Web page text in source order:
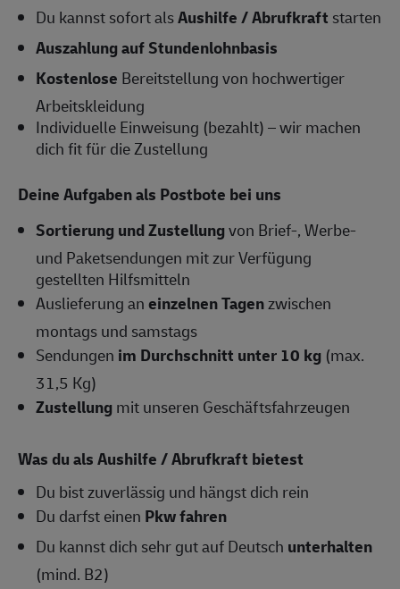
Du kannst sofort alsAushilfe / Abrufkraft starten
Auszahlung auf Stundenlohnbasis
Kostenlose Bereitstellung von hochwertiger
Arbeitskleidung
Individuelle Einweisung (bezahlt) – wir machen
dich fit für die Zustellung
Deine Aufgaben als Postbote bei uns
Sortierung und Zustellungvon Brief-, Werbe-
und Paketsendungen mit zur Verfügung
gestellten Hilfsmitteln
Auslieferung aneinzelnen Tagenzwischen
montags und samstags
Sendungen im Durchschnitt unter 10 kg (max.
31,5 Kg)
Zustellungmit unseren Geschäftsfahrzeugen
Was du als Aushilfe / Abrufkraft bietest
Du bist zuverlässig und hängst dich rein
Du darfst einen Pkw fahren
Du kannst dich sehr gut auf Deutsch unterhalten
(mind. B2)